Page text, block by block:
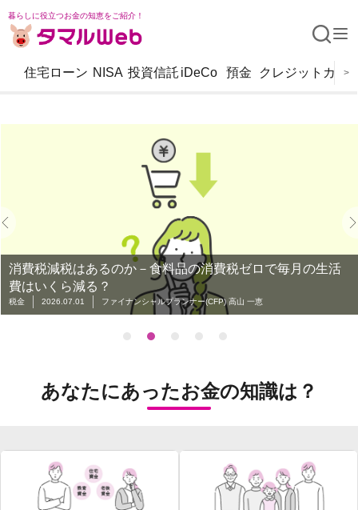
暮らしに役立つお金の知恵をご紹介！
住宅ローン NISA 投資信託 iDeCo 預金 クレジットカー
>
消費税減税はあるのか－食料品の消費税ゼロで毎月の生活
費はいくら減る？
税金 2026.07.01 ファイナンシャルプランナー(CFP) 高山 一恵
あなたにあったお金の知識は？